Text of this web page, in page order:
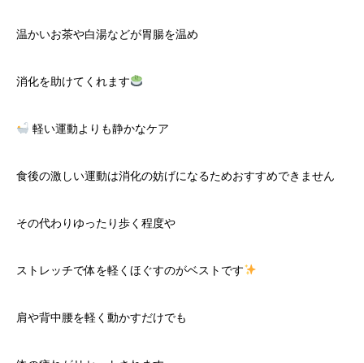
温かいお茶や白湯などが胃腸を温め
消化を助けてくれます
軽い運動よりも静かなケア
食後の激しい運動は消化の妨げになるためおすすめできません
その代わりゆったり歩く程度や
ストレッチで体を軽くほぐすのがベストです
肩や背中腰を軽く動かすだけでも